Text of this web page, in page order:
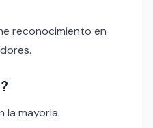
reconocimiento en
la mayoria.